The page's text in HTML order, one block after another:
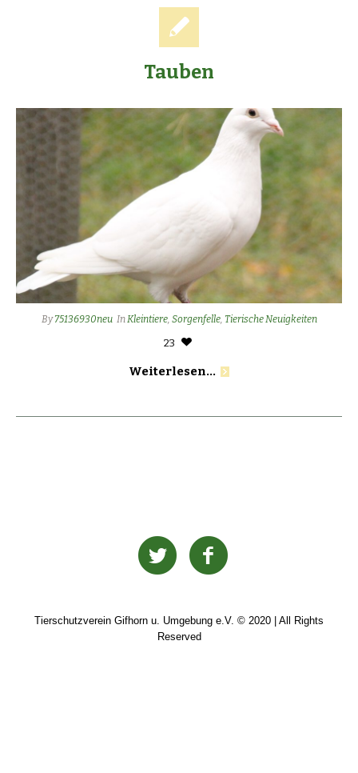
Tauben
By75136930neu InKleintiere, Sorgenfelle, Tierische Neuigkeiten
23
Weiterlesen...
Tierschutzverein Gifhorn u. Umgebung e.V. © 2020 | All Rights
Reserved